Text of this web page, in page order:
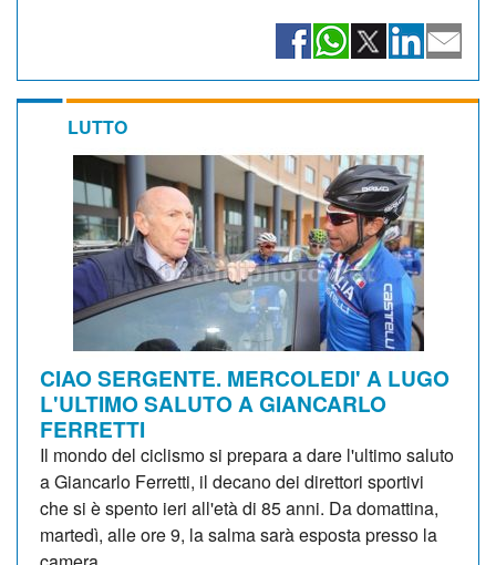
LUTTO
CIAO SERGENTE. MERCOLEDI' A LUGO
L'ULTIMO SALUTO A GIANCARLO
FERRETTI
Il mondo del ciclismo si prepara a dare l'ultimo saluto
a Giancarlo Ferretti, il decano dei direttori sportivi
che si è spento ieri all'età di 85 anni. Da domattina,
martedì, alle ore 9, la salma sarà esposta presso la